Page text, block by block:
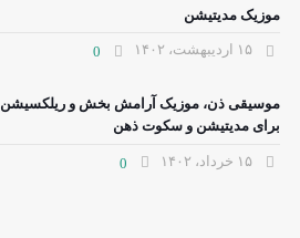
موزیک مدیتیشن
0
موسیقی ذن، موزیک آرامش بخش و ریلکسیشن
برای مدیتیشن و سکوت ذهن
0